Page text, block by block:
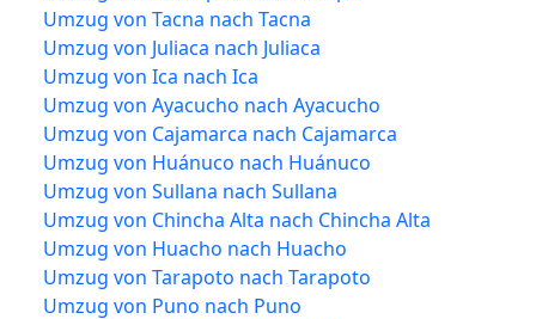
Umzug von Tacna nach Tacna
Umzug von Juliaca nach Juliaca
Umzug von Ica nach Ica
Umzug von Ayacucho nach Ayacucho
Umzug von Cajamarca nach Cajamarca
Umzug von Huánuco nach Huánuco
Umzug von Sullana nach Sullana
Umzug von Chincha Alta nach Chincha Alta
Umzug von Huacho nach Huacho
Umzug von Tarapoto nach Tarapoto
Umzug von Puno nach Puno